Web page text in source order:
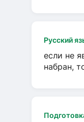
Русский
если не
набран,